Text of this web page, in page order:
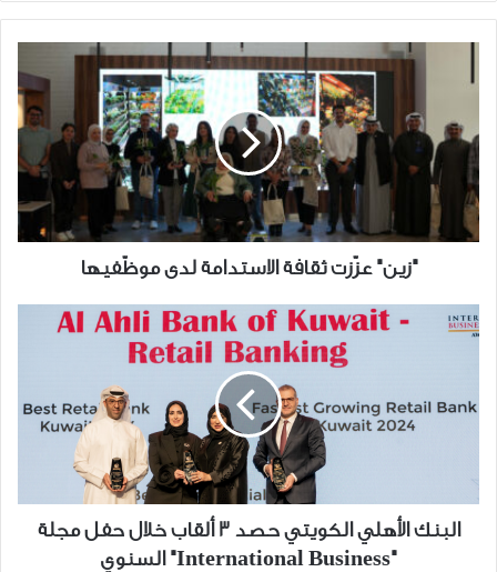
"زين"
عزّزت
الاستدامة
لدى
موظّفيها
"زين" عزّزت ثقافة الاستدامة لدى موظّفيها
البنك
الأهلي
حصد
3
حفل
مجلة
"International
البنك الأهلي الكويتي حصد 3 ألقاب خلال حفل مجلة
"International Business" السنوي